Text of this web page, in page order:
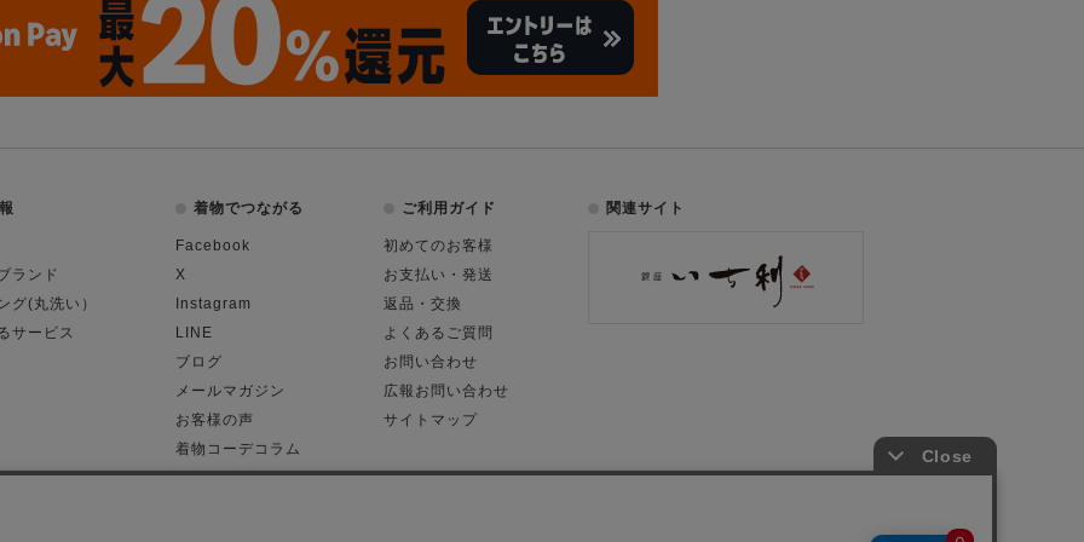
ランド
グ(丸洗い）
サービス
着物でつながる
Facebook
X
Instagram
LINE
ブログ
メールマガジン
お客様の声
着物コーデコラム
ご利用ガイド
初めてのお客様
お支払い・発送
返品・交換
よくあるご質問
お問い合わせ
広報お問い合わせ
サイトマップ
関連サイト